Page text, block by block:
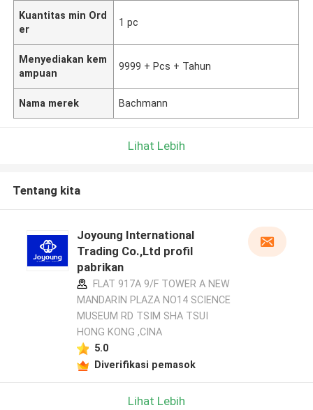
Kuantitas min Ord
er
1 pc
Menyediakan kem
ampuan
9999 + Pcs + Tahun
Nama merek Bachmann
Lihat Lebih
Tentang kita
Joyoung International
Trading Co.,Ltd profil
pabrikan
FLAT 917A 9/F TOWER A NEW
MANDARIN PLAZA NO14 SCIENCE
MUSEUM RD TSIM SHA TSUI
HONG KONG ,CINA
5.0
Diverifikasi pemasok
Lihat Lebih